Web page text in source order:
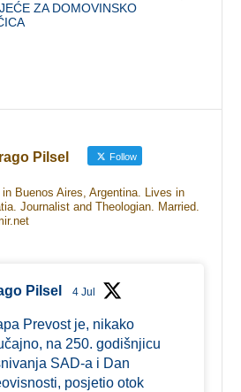
ZA DOMOVINSKO
Pilsel Follow
in Buenos Aires, Argentina. Lives in
Journalist and Theologian. Married.
Pilsel 4 Jul
Prevost je, nikako
na 250. godišnjicu
SAD-a i Dan
posjetio otok